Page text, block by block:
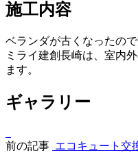
施工内容
ベランダが古くなったの
ミライ建創長崎は、室内
ます。
ギャラリー
前の記事 エコキュート交